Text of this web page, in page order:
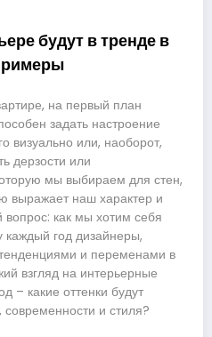
будут в тренде в
на первый план
задать настроение
визуально или, наоборот,
дерзости или
мы выбираем для стен,
выражает наш характер и
как мы хотим себя
каждый год дизайнеры,
и переменами в
взгляд на интерьерные
– какие оттенки будут
и стиля?